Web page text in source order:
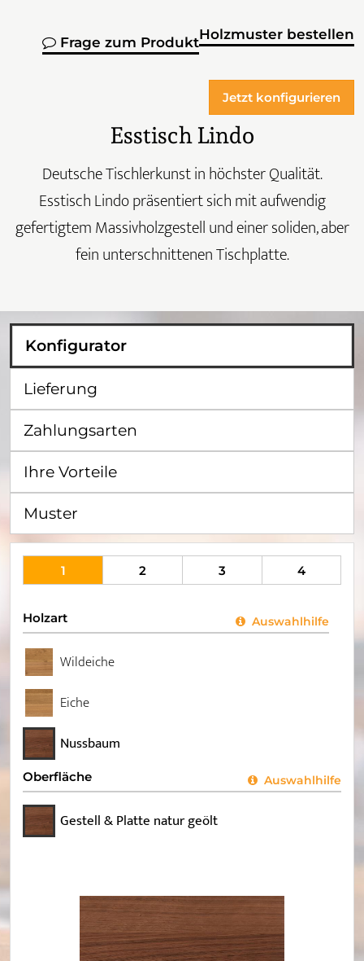
Holzmuster bestellen
Frage zum Produkt
Jetzt konfigurieren
Esstisch Lindo
Deutsche Tischlerkunst in höchster Qualität.
Esstisch Lindo präsentiert sich mit aufwendig
gefertigtem Massivholzgestell und einer soliden, aber
fein unterschnittenen Tischplatte.
Konfigurator
Lieferung
Zahlungsarten
Ihre Vorteile
Muster
1 2 3 4
Holzart Auswahlhilfe
Wildeiche
Eiche
Nussbaum
Oberfläche Auswahlhilfe
Gestell & Platte natur geölt